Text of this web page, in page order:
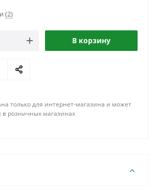
(2)
В корзину
только для интернет-магазина и может
в розничных магазинах